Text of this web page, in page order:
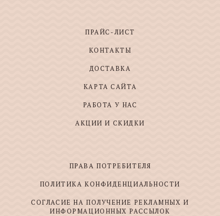
ПРАЙС-ЛИСТ
КОНТАКТЫ
ДОСТАВКА
КАРТА САЙТА
РАБОТА У НАС
АКЦИИ И СКИДКИ
ПРАВА ПОТРЕБИТЕЛЯ
ПОЛИТИКА КОНФИДЕНЦИАЛЬНОСТИ
СОГЛАСИЕ НА ПОЛУЧЕНИЕ РЕКЛАМНЫХ И
ИНФОРМАЦИОННЫХ РАССЫЛОК